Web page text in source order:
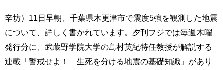
辛坊）11日早朝、千葉県木更津市で震度5強を観測した地震
について、詳しく書かれています。夕刊フジでは毎週木曜
発行分に、武蔵野学院大学の島村英紀特任教授が解説する
連載「警戒せよ！ 生死を分ける地震の基礎知識」があり